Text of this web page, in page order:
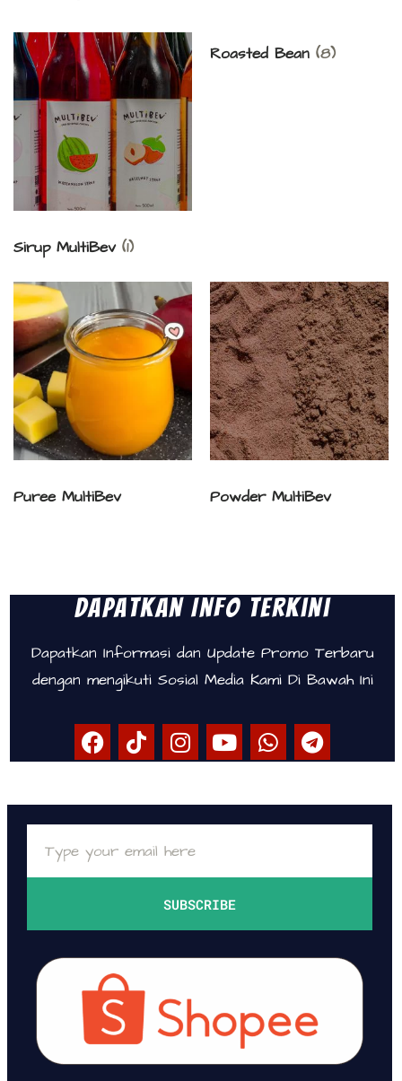
Sirup MultiBev (1)
Roasted Bean (8)
Puree MultiBev Powder MultiBev
Dapatkan Info Terkini
Dapatkan Informasi dan Update Promo Terbaru
dengan mengikuti Sosial Media Kami Di Bawah Ini
SUBSCRIBE